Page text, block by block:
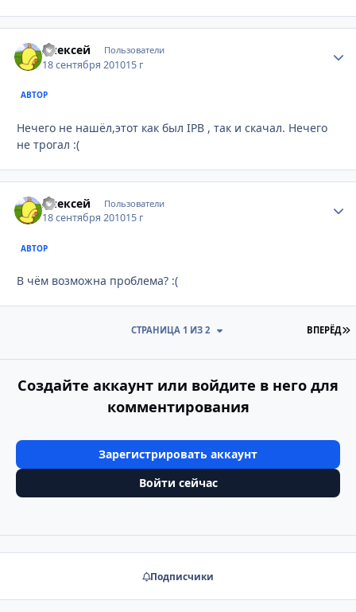
Алексей Пользователи
18 сентября 201015 г
АВТОР
Нечего не нашёл,этот как был IPB , так и скачал. Нечего
не трогал :(
Алексей Пользователи
18 сентября 201015 г
АВТОР
В чём возможна проблема? :(
ВПЕРЁД
СТРАНИЦА 1 ИЗ 2
Создайте аккаунт или войдите в него для
комментирования
Зарегистрировать аккаунт
Войти сейчас
Подписчики